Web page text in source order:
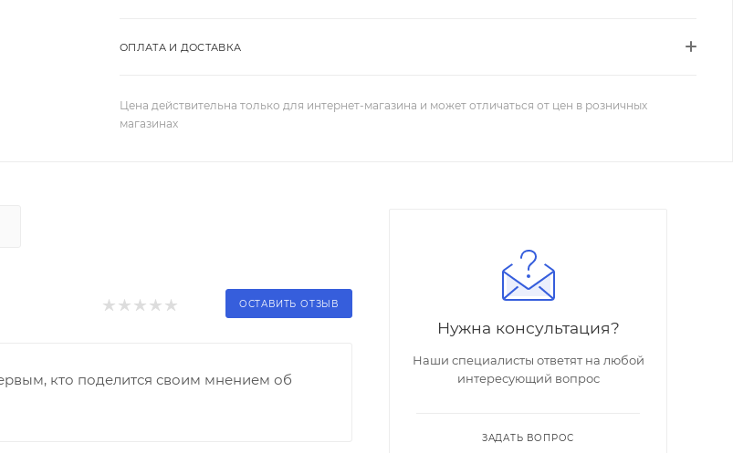
ОПЛАТА И ДОСТАВКА
Цена действительна только для интернет-магазина и может отличаться от цен в розничных
магазинах
ОСТАВИТЬ ОТЗЫВ
кто поделится своим мнением об
Нужна консультация?
Наши специалисты ответят на любой
интересующий вопрос
ЗАДАТЬ ВОПРОС